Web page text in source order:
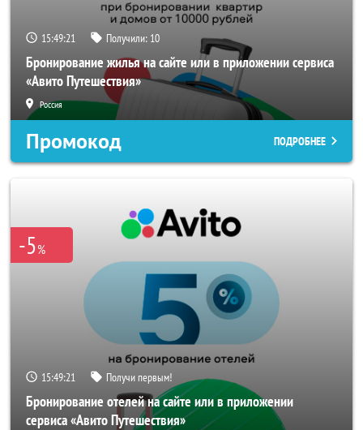
15:49:19 Получили: 10
Бронирование жилья на сайте или в приложении сервиса
«Авито Путешествия»
Россия
Промокод ПОДРОБНЕЕ
-5%
15:49:19 Получи первым!
Бронирование отелей на сайте или в приложении
сервиса «Авито Путешествия»